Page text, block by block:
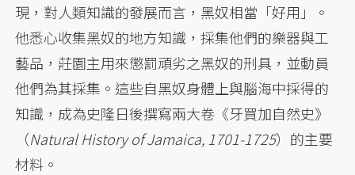
現，對人類知識的發展而言，黑奴相當「好用」。
他悉心收集黑奴的地方知識，採集他們的樂器與工
藝品，莊園主用來懲罰頑劣之黑奴的刑具，並動員
他們為其採集。這些自黑奴身體上與腦海中採得的
知識，成為史隆日後撰寫兩大卷《牙買加自然史》
（Natural History of Jamaica, 1701-1725）的主要
材料。